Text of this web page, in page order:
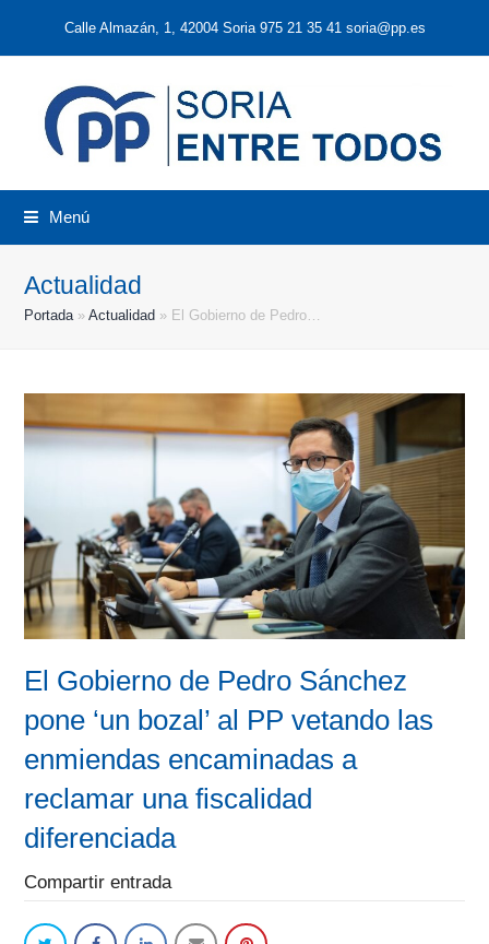
Calle Almazán, 1, 42004 Soria 975 21 35 41 soria@pp.es
Menú
Actualidad
Portada»Actualidad » El Gobierno de Pedro…
El Gobierno de Pedro Sánchez
pone ‘un bozal’ al PP vetando las
enmiendas encaminadas a
reclamar una fiscalidad
diferenciada
Compartir entrada